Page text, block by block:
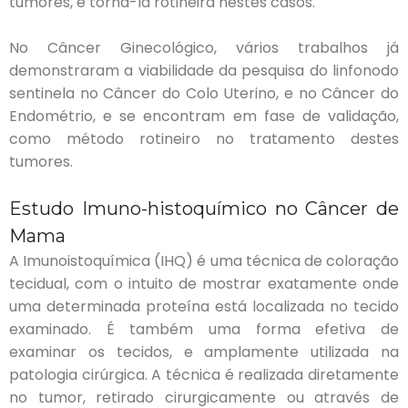
No Câncer Ginecológico, vários trabalhos já
demonstraram a viabilidade da pesquisa do linfonodo
sentinela no Câncer do Colo Uterino, e no Câncer do
Endométrio, e se encontram em fase de validação,
como método rotineiro no tratamento destes
tumores.
Estudo Imuno-histoquímico no Câncer de
Mama
A Imunoistoquímica (IHQ) é uma técnica de coloração
tecidual, com o intuito de mostrar exatamente onde
uma determinada proteína está localizada no tecido
examinado. É também uma forma efetiva de
examinar os tecidos, e amplamente utilizada na
patologia cirúrgica. A técnica é realizada diretamente
no tumor, retirado cirurgicamente ou através de